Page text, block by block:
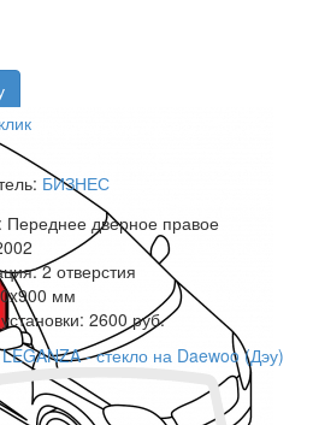
БИЗНЕС
Переднее дверное правое
2 отверстия
мм
2600 руб.
LEGANZA - стекло на Daewoo (Дэу)